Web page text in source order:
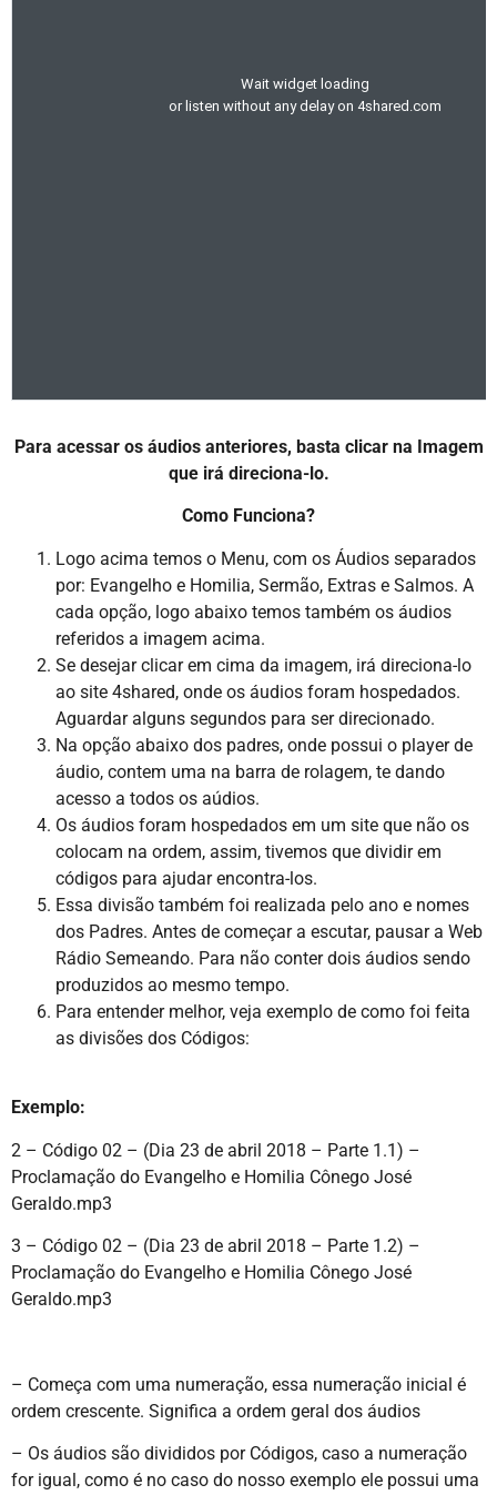
Para acessar os áudios anteriores, basta clicar na Imagem
que irá direciona-lo.
Como Funciona?
Logo acima temos o Menu, com os Áudios separados
por: Evangelho e Homilia, Sermão, Extras e Salmos. A
cada opção, logo abaixo temos também os áudios
referidos a imagem acima.
Se desejar clicar em cima da imagem, irá direciona-lo
ao site 4shared, onde os áudios foram hospedados.
Aguardar alguns segundos para ser direcionado.
Na opção abaixo dos padres, onde possui o player de
áudio, contem uma na barra de rolagem, te dando
acesso a todos os aúdios.
Os áudios foram hospedados em um site que não os
colocam na ordem, assim, tivemos que dividir em
códigos para ajudar encontra-los.
Essa divisão também foi realizada pelo ano e nomes
dos Padres. Antes de começar a escutar, pausar a Web
Rádio Semeando. Para não conter dois áudios sendo
produzidos ao mesmo tempo.
Para entender melhor, veja exemplo de como foi feita
as divisões dos Códigos:
Exemplo:
2 – Código 02 – (Dia 23 de abril 2018 – Parte 1.1) –
Proclamação do Evangelho e Homilia Cônego José
Geraldo.mp3
3 – Código 02 – (Dia 23 de abril 2018 – Parte 1.2) –
Proclamação do Evangelho e Homilia Cônego José
Geraldo.mp3
– Começa com uma numeração, essa numeração inicial é
ordem crescente. Significa a ordem geral dos áudios
– Os áudios são divididos por Códigos, caso a numeração
for igual, como é no caso do nosso exemplo ele possui uma